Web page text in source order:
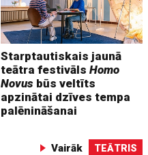
Starptautiskais jaunā
teātra festivālsHomo
Novus būs veltīts
apzinātai dzīves tempa
palēnināšanai
Vairāk TEĀTRIS